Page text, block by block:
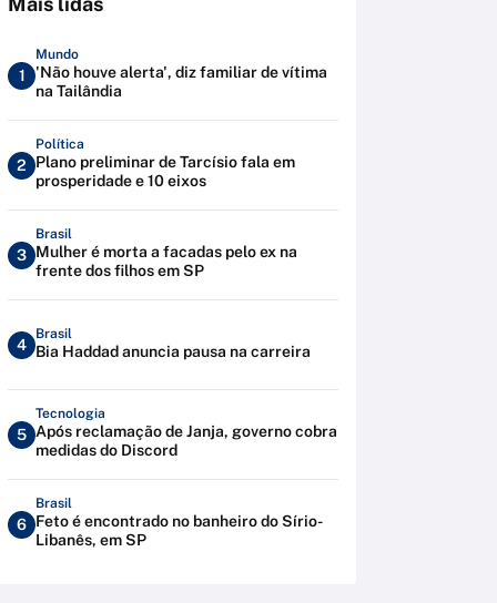
1
Mundo
'Não houve alerta', diz familiar de vítima
na Tailândia
2
Política
Plano preliminar de Tarcísio fala em
prosperidade e 10 eixos
3
Brasil
Mulher é morta a facadas pelo ex na
frente dos filhos em SP
4
Brasil
Bia Haddad anuncia pausa na carreira
5
Tecnologia
Após reclamação de Janja, governo cobra
medidas do Discord
6
Brasil
Feto é encontrado no banheiro do Sírio-
Libanês, em SP